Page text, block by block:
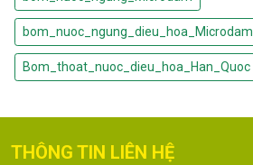
bom_nuoc_ngung_dieu_hoa_Microdam
Bom_thoat_nuoc_dieu_hoa_Han_Quoc
THÔNG TIN LIÊN HỆ